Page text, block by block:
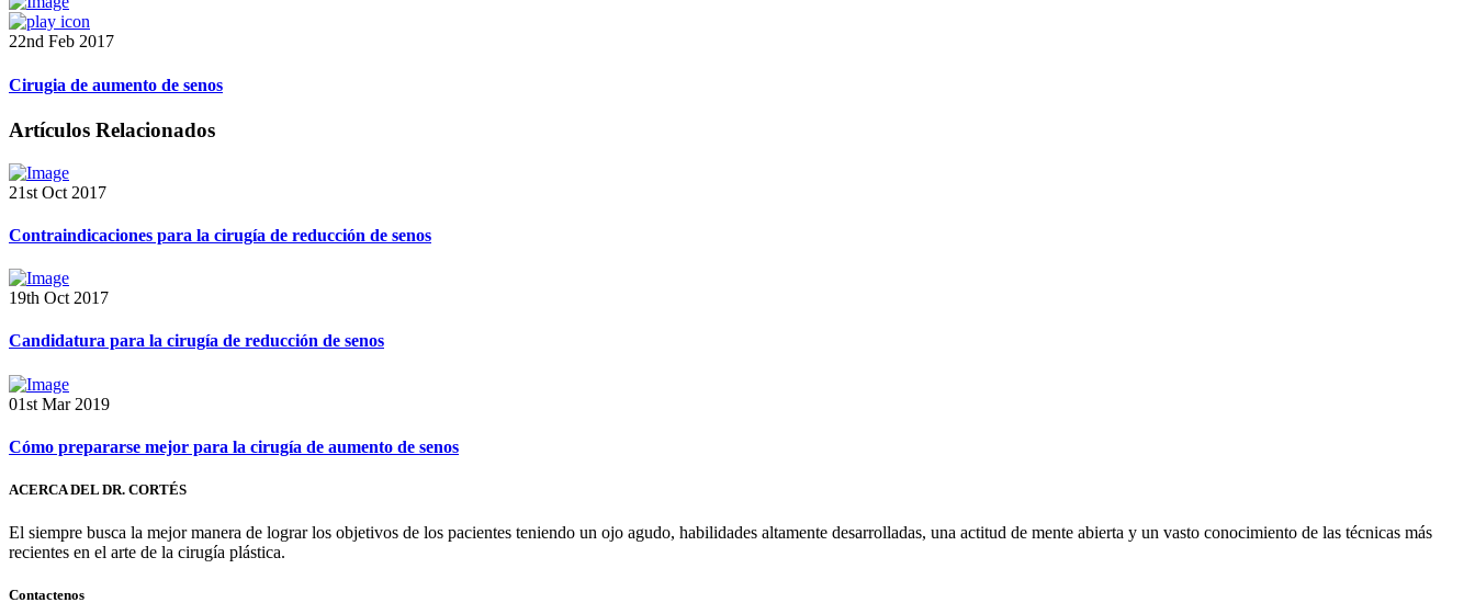
22nd Feb 2017
Cirugia de aumento de senos
Artículos Relacionados
21st Oct 2017
Contraindicaciones para la cirugía de reducción de senos
19th Oct 2017
Candidatura para la cirugía de reducción de senos
01st Mar 2019
Cómo prepararse mejor para la cirugía de aumento de senos
ACERCA DEL DR. CORTÉS
El siempre busca la mejor manera de lograr los objetivos de los pacientes teniendo un ojo agudo, habilidades altamente desarrolladas, una actitud de mente abierta y un vasto conocimiento de las técnicas más
recientes en el arte de la cirugía plástica.
Contactenos